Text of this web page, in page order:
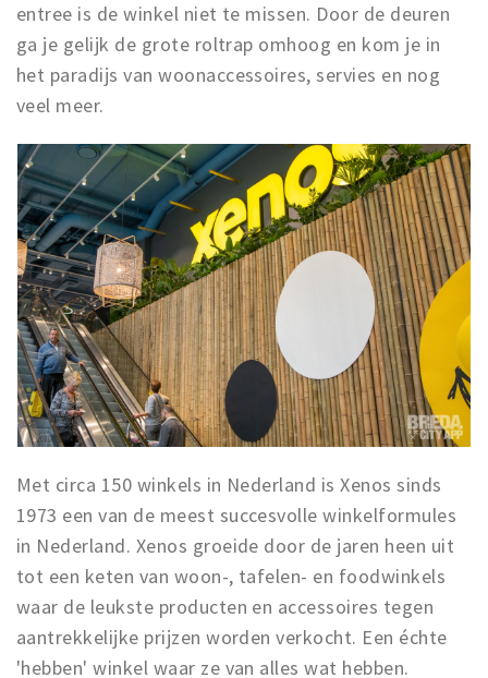
entree is de winkel niet te missen. Door de deuren
ga je gelijk de grote roltrap omhoog en kom je in
het paradijs van woonaccessoires, servies en nog
veel meer.
Met circa 150 winkels in Nederland is Xenos sinds
1973 een van de meest succesvolle winkelformules
in Nederland. Xenos groeide door de jaren heen uit
tot een keten van woon-, tafelen- en foodwinkels
waar de leukste producten en accessoires tegen
aantrekkelijke prijzen worden verkocht. Een échte
'hebben' winkel waar ze van alles wat hebben.